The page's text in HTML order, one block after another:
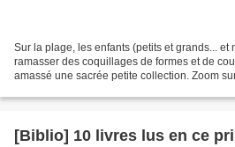
Sur la plage, les enfants (petits et grands... et
ramasser des coquillages de formes et de
amassé une sacrée petite collection. Zoom
[Biblio] 10 livres lus en ce